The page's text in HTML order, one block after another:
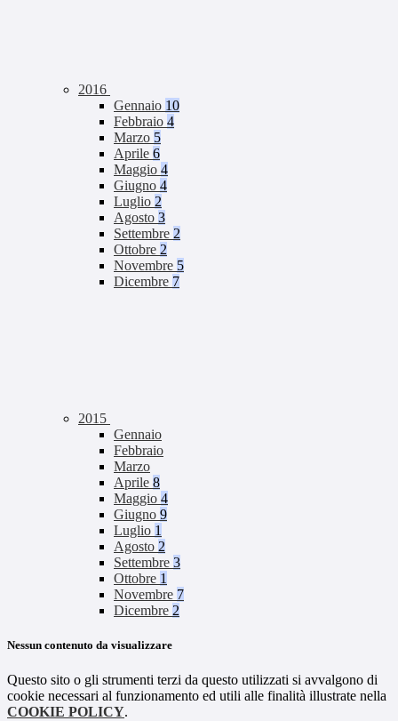
2016
Gennaio 10
Febbraio 4
Marzo 5
Aprile 6
Maggio 4
Giugno 4
Luglio 2
Agosto 3
Settembre 2
Ottobre 2
Novembre 5
Dicembre 7
2015
Gennaio
Febbraio
Marzo
Aprile 8
Maggio 4
Giugno 9
Luglio 1
Agosto 2
Settembre 3
Ottobre 1
Novembre 7
Dicembre 2
Nessun contenuto da visualizzare
Questo sito o gli strumenti terzi da questo utilizzati si avvalgono di
cookie necessari al funzionamento ed utili alle finalità illustrate nella
COOKIE POLICY.